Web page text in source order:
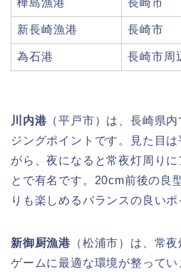
樺島漁港 長崎市
新長崎漁港 長崎市
為石港 長崎市周
川内港（平戸市）は、長崎県
ジングポイントです。見た目
がら、夜になると常夜灯周り
とで有名です。20cm前後の良
りも楽しめるバランスの良いポ
新御厨漁港 （松浦市）は、常
ゲームに最適な環境が整って